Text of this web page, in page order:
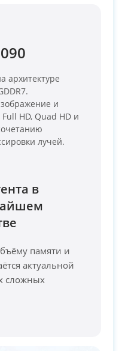
— Яндекс Карты
архитектуре
и
HD, Quad HD и
лучей.
в
памяти и
актуальной
сложных